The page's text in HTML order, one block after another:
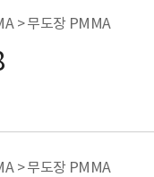
> 무도장 PMMA
> 무도장 PMMA